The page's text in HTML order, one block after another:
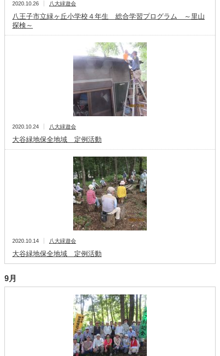
2020.10.26 八大緑遊会
八王子市立緑ヶ丘小学校４年生 総合学習プログラム ～里山
探検～
2020.10.24 八大緑遊会
大谷緑地保全地域 定例活動
2020.10.14 八大緑遊会
大谷緑地保全地域 定例活動
9月